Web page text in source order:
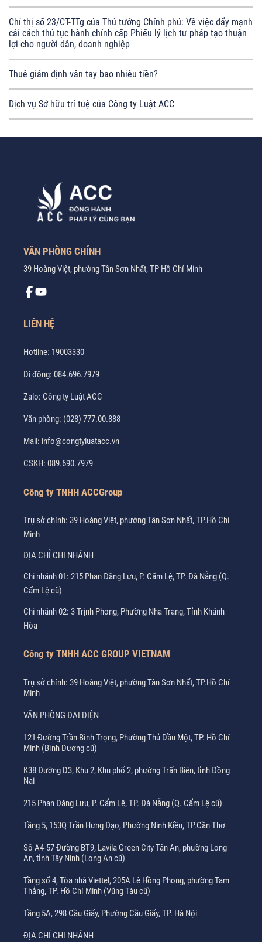
Chỉ thị số 23/CT-TTg của Thủ tướng Chính phủ: Về việc đẩy mạnh
cải cách thủ tục hành chính cấp Phiếu lý lịch tư pháp tạo thuận
lợi cho người dân, doanh nghiệp
Thuê giám định vân tay bao nhiêu tiền?
Dịch vụ Sở hữu trí tuệ của Công ty Luật ACC
VĂN PHÒNG CHÍNH
39 Hoàng Việt, phường Tân Sơn Nhất, TP Hồ Chí Minh
LIÊN HỆ
Hotline: 19003330
Di động: 084.696.7979
Zalo: Công ty Luật ACC
Văn phòng: (028) 777.00.888
Mail: info@congtyluatacc.vn
CSKH: 089.690.7979
Công ty TNHH ACCGroup
Trụ sở chính: 39 Hoàng Việt, phường Tân Sơn Nhất, TP.Hồ Chí
Minh
ĐỊA CHỈ CHI NHÁNH
Chi nhánh 01: 215 Phan Đăng Lưu, P. Cẩm Lệ, TP. Đà Nẵng (Q.
Cẩm Lệ cũ)
Chi nhánh 02: 3 Trịnh Phong, Phường Nha Trang, Tỉnh Khánh
Hòa
Công ty TNHH ACC GROUP VIETNAM
Trụ sở chính: 39 Hoàng Việt, phường Tân Sơn Nhất, TP.Hồ Chí
Minh
VĂN PHÒNG ĐẠI DIỆN
121 Đường Trần Bình Trọng, Phường Thủ Dầu Một, TP. Hồ Chí
Minh (Bình Dương cũ)
K38 Đường D3, Khu 2, Khu phố 2, phường Trấn Biên, tỉnh Đồng
Nai
215 Phan Đăng Lưu, P. Cẩm Lệ, TP. Đà Nẵng (Q. Cẩm Lệ cũ)
Tầng 5, 153Q Trần Hưng Đạo, Phường Ninh Kiều, TP.Cần Thơ
Số A4-57 Đường BT9, Lavila Green City Tân An, phường Long
An, tỉnh Tây Ninh (Long An cũ)
Tầng số 4, Tòa nhà Viettel, 205A Lê Hồng Phong, phường Tam
Thắng, TP. Hồ Chí Minh (Vũng Tàu cũ)
Tầng 5A, 298 Cầu Giấy, Phường Cầu Giấy, TP. Hà Nội
ĐỊA CHỈ CHI NHÁNH